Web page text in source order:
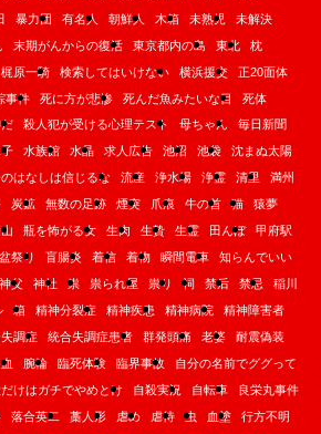
暴力団 有名人 朝鮮人 木箱 未熟児
未解決
末期がんからの復活 東京都内の島 東北
枕
梶原一騎 検索してはいけない 横浜援交
正20面体
事件
死に方が悲惨 死んだ魚みたいな目
死体
殺人犯が受ける心理テスト 母ちゃん
毎日新聞
水族館 水晶 求人広告 池沼 池袋
沈まぬ太陽
はなしは信じるな 流産 浄水場 浄霊 清里
満州
炭鉱 無数の足跡 煙突 爪痕 牛の首 猫
猿夢
瓶を怖がる女 生肉 生贄 生霊 田んぼ
甲府駅
盆祭り 盲腸炎 着信 着物 瞬間電車
知らんでいい
神父 神社 祟 祟られ屋 祟り 祠 禁后 禁忌
稲川
箱 精神分裂症 精神疾患 精神病院
精神障害者
調症 統合失調症患者 群発頭痛 老婆
耐震偽装
腕輪 臨死体験 臨界事故
自分の名前でググって
けはガチでやめとけ 自殺実況 自転車
良栄丸事件
落合英二 藁人形 虐め 虐待 虫 血塗
行方不明